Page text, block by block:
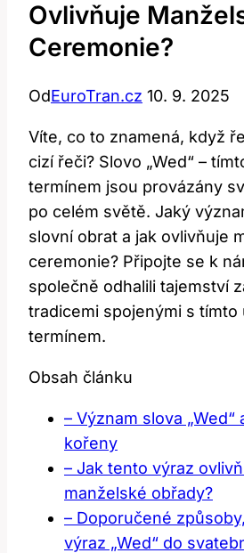
Ovlivňuje
Ceremonie?
OdEuroTran.cz 10. 9. 2025
Víte, co to znamená, když
cizí řeči? Slovo „Wed“ –
termínem jsou provázány
po celém světě. Jaký
slovní obrat a jak ovlivňuje
ceremonie? Připojte se k
společně odhalili tajemství
tradicemi spojenými s tímto
termínem.
Obsah článku
– Význam slova
kořeny
– Jak tento výraz
manželské obřady?
– Doporučené
výraz „Wed“ do